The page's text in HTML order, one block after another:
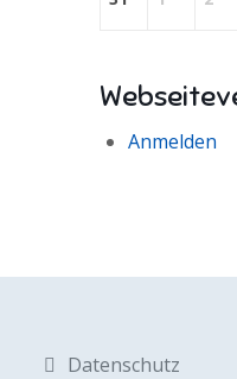
Anmelden
Datenschutz